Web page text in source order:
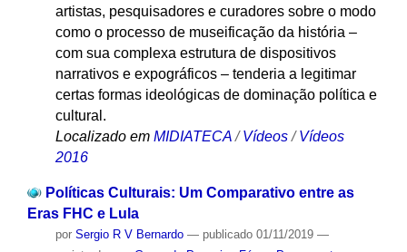
artistas, pesquisadores e curadores sobre o modo
como o processo de museificação da história –
com sua complexa estrutura de dispositivos
narrativos e expográficos – tenderia a legitimar
certas formas ideológicas de dominação política e
cultural.
Localizado em MIDIATECA /Vídeos /Vídeos
2016
Políticas Culturais: Um Comparativo entre as
Eras FHC e Lula
por Sergio R V Bernardo — publicado01/11/2019 —